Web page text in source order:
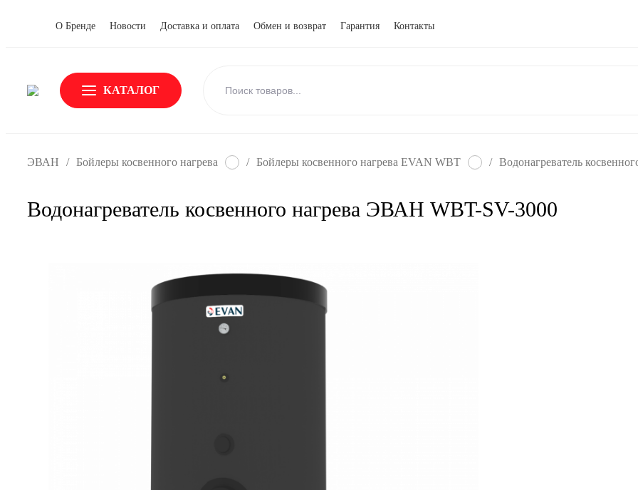
О Бренде Новости Доставка и оплата Обмен и возврат Гарантия Контакты
КАТАЛОГ
ЭВАН / Бойлеры косвенного нагрева / Бойлеры косвенного нагрева EVAN WBT / Водонагреватель
Водонагреватель косвенного нагрева ЭВАН WBT-SV-3000